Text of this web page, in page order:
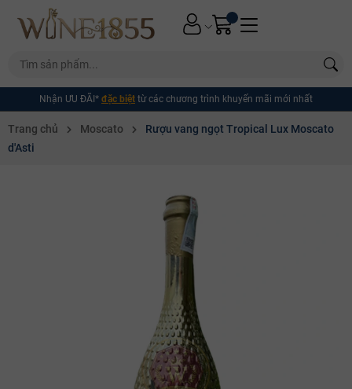
Nhận ƯU ĐÃI* đặc biệt từ các chương trình khuyến mãi mới nhất
Trang chủ Moscato
Rượu vang ngọt Tropical Lux Moscato
d'Asti